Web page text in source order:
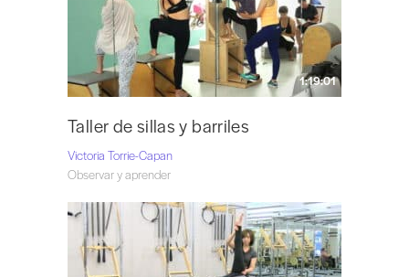
1:19:01
Taller de sillas y barriles
Victoria Torrie-Capan
Observar y aprender